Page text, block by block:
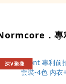
．專
深V聚攏